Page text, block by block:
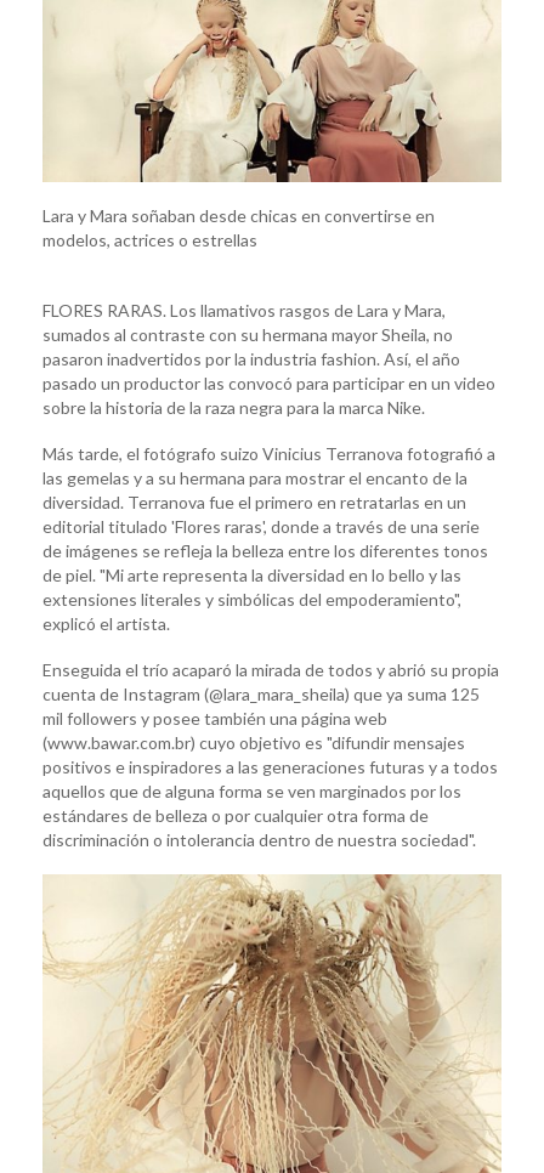
Lara y Mara soñaban desde chicas en convertirse en
modelos, actrices o estrellas
FLORES RARAS. Los llamativos rasgos de Lara y Mara,
sumados al contraste con su hermana mayor Sheila, no
pasaron inadvertidos por la industria fashion. Así, el año
pasado un productor las convocó para participar en un video
sobre la historia de la raza negra para la marca Nike.
Más tarde, el fotógrafo suizo Vinicius Terranova fotografió a
las gemelas y a su hermana para mostrar el encanto de la
diversidad. Terranova fue el primero en retratarlas en un
editorial titulado 'Flores raras', donde a través de una serie
de imágenes se refleja la belleza entre los diferentes tonos
de piel. "Mi arte representa la diversidad en lo bello y las
extensiones literales y simbólicas del empoderamiento",
explicó el artista.
Enseguida el trío acaparó la mirada de todos y abrió su propia
cuenta de Instagram (@lara_mara_sheila) que ya suma 125
mil followers y posee también una página web
(www.bawar.com.br) cuyo objetivo es "difundir mensajes
positivos e inspiradores a las generaciones futuras y a todos
aquellos que de alguna forma se ven marginados por los
estándares de belleza o por cualquier otra forma de
discriminación o intolerancia dentro de nuestra sociedad".